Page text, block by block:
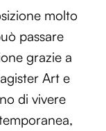
molto
passare
grazie a
Art e
di vivere